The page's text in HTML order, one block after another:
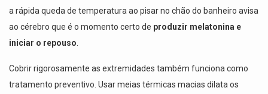
a rápida queda de temperatura ao pisar no chão do banheiro avisa
ao cérebro que é o momento certo de produzir melatonina e
iniciar o repouso
Cobrir rigorosamente as extremidades também funciona como
tratamento preventivo. Usar meias térmicas macias dilata os